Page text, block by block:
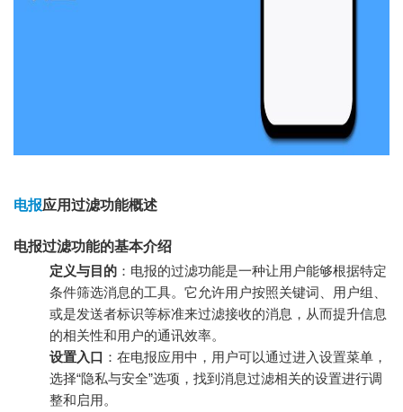
电报应用过滤功能概述
电报过滤功能的基本介绍
定义与目的 ：电报的过滤功能是一种让用户能够根据特定
条件筛选消息的工具。它允许用户按照关键词、用户组、
或是发送者标识等标准来过滤接收的消息，从而提升信息
的相关性和用户的通讯效率。
设置入口 ：在电报应用中，用户可以通过进入设置菜单，
选择“隐私与安全”选项，找到消息过滤相关的设置进行调
整和启用。